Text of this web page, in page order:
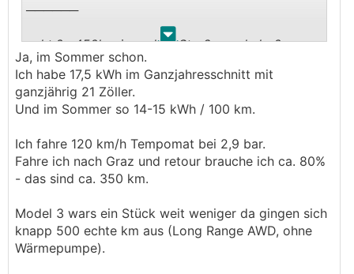
. .
──────
echt ? 450km in realem Straßenverkehr ?
d.h. du fährst damit nach Jesolo über die
Autobahn ohne zu laden ?
Das Auto sagt mir selbst bei 100% Volladung
Routenplaner ist sehr viel ehrlicher als die WLTP-
Einstufung
Ja, im Sommer schon.
Ich habe 17,5 kWh im Ganzjahresschnitt mit
ganzjährig 21 Zöller.
Und im Sommer so 14-15 kWh / 100 km.
Ich fahre 120 km/h Tempomat bei 2,9 bar.
Fahre ich nach Graz und retour brauche ich ca. 80%
- das sind ca. 350 km.
Model 3 wars ein Stück weit weniger da gingen sich
knapp 500 echte km aus (Long Range AWD, ohne
Wärmepumpe).